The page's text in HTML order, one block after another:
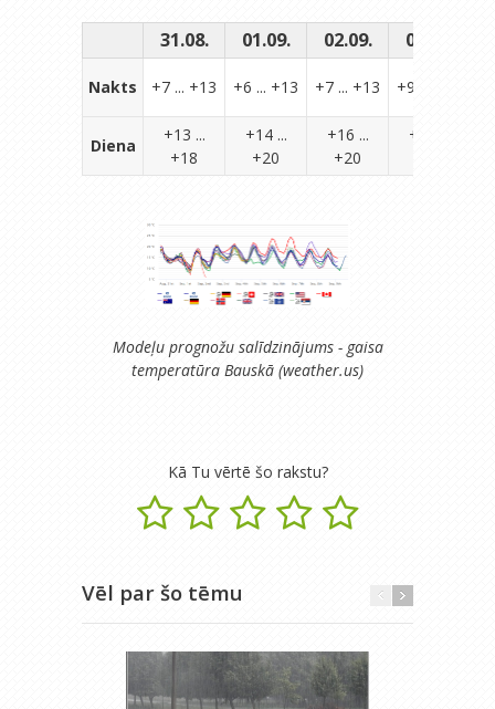
31.08. 01.09. 02.09. 03.09.
Nakts +7 ... +13 +6 ... +13 +7 ... +13 +9 ... +16
Diena
+13 ...
+18
+14 ...
+20
+16 ...
+20
+17 ...
Modeļu prognožu salīdzinājums - gaisa
temperatūra Bauskā (weather.us)
Kā Tu vērtē šo rakstu?
Vēl par šo tēmu